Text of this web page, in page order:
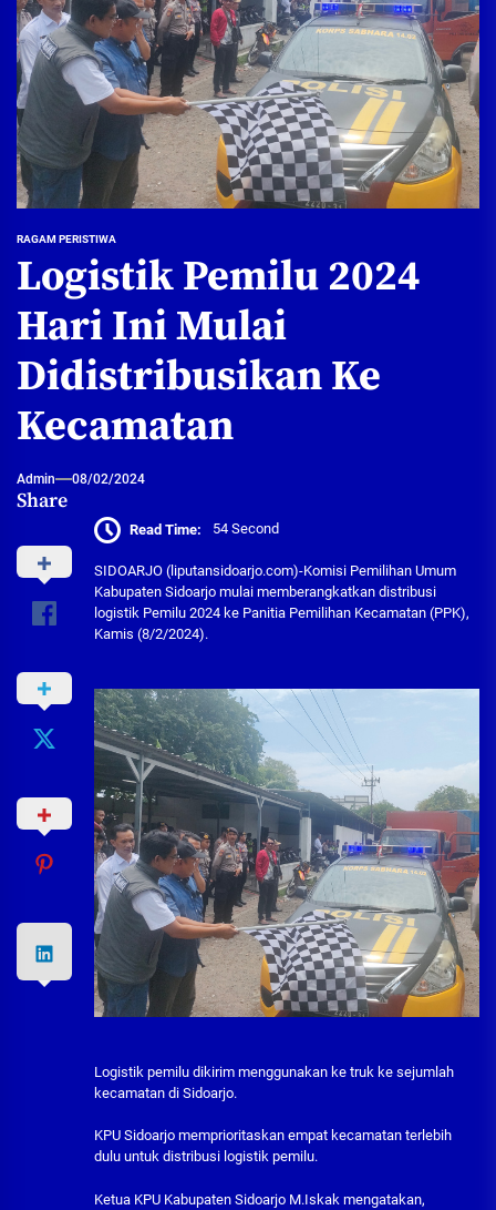
RAGAM PERISTIWA
Logistik Pemilu 2024
Hari Ini Mulai
Didistribusikan Ke
Kecamatan
Admin 08/02/2024
Share
Read Time: 54 Second
SIDOARJO (liputansidoarjo.com)-Komisi Pemilihan Umum
Kabupaten Sidoarjo mulai memberangkatkan distribusi
logistik Pemilu 2024 ke Panitia Pemilihan Kecamatan (PPK),
Kamis (8/2/2024).
Logistik pemilu dikirim menggunakan ke truk ke sejumlah
kecamatan di Sidoarjo.
KPU Sidoarjo memprioritaskan empat kecamatan terlebih
dulu untuk distribusi logistik pemilu.
Ketua KPU Kabupaten Sidoarjo M.Iskak mengatakan,